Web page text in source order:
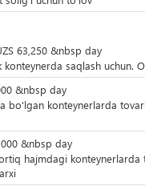
63,250 &nbsp day
saqlash uchun.
&nbsp day
bo'lgan konteynerlarda
&nbsp day
hajmdagi konteynerlarda